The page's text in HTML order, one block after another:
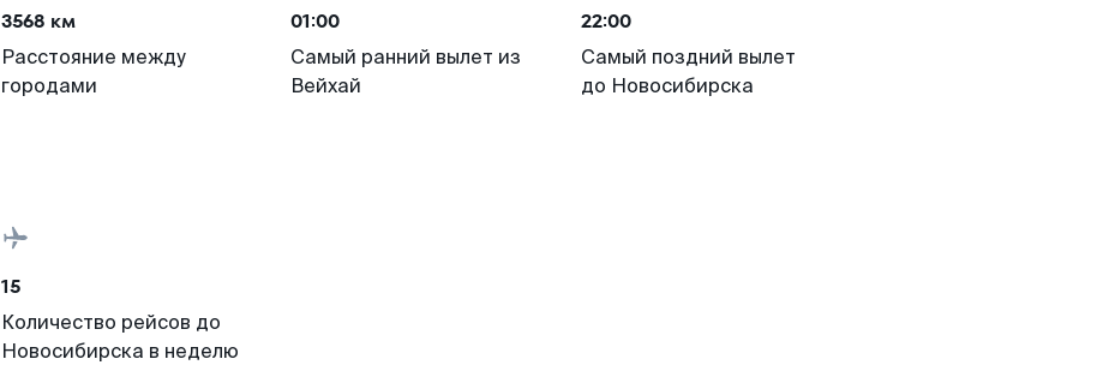
3568 км
Расстояние между
городами
01:00
Самый ранний вылет из
Вейхай
22:00
Самый поздний вылет
до Новосибирска
15
Количество рейсов до
Новосибирска в неделю